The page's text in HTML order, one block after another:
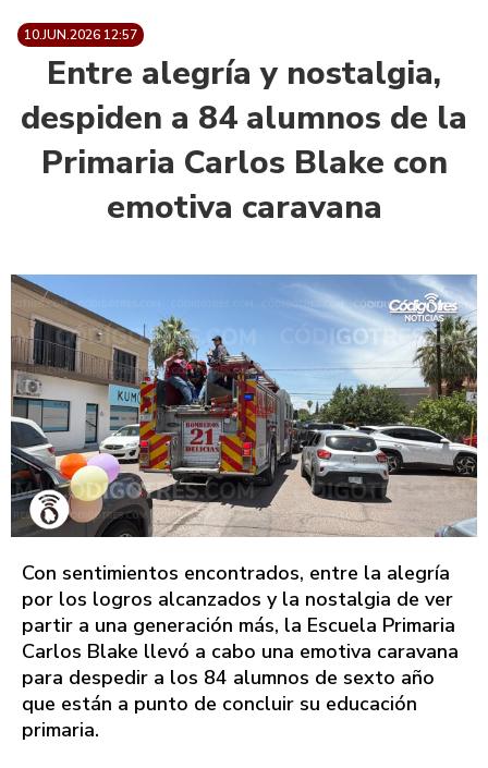
10.JUN.2026 12:57
Entre alegría y nostalgia,
despiden a 84 alumnos de la
Primaria Carlos Blake con
emotiva caravana
Con sentimientos encontrados, entre la alegría
por los logros alcanzados y la nostalgia de ver
partir a una generación más, la Escuela Primaria
Carlos Blake llevó a cabo una emotiva caravana
para despedir a los 84 alumnos de sexto año
que están a punto de concluir su educación
primaria.